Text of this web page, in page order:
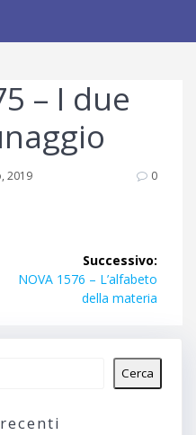
– I due
2019 0
Successivo:
Articolo
successivo:
NOVA 1576 – L’alfabeto
della materia
Cerca